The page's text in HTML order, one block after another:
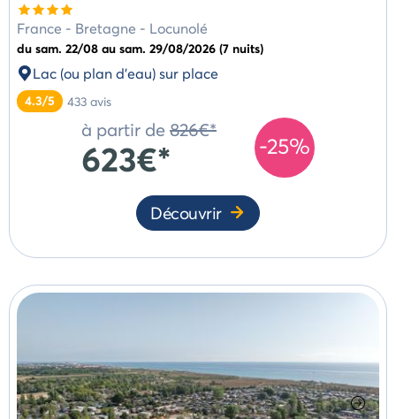
France - Bretagne - Locunolé
du sam. 22/08 au sam. 29/08/2026 (7 nuits)
Lac (ou plan d'eau) sur place
4.3/5 433 avis
-25%
à partir de 826€*
623€*
Découvrir